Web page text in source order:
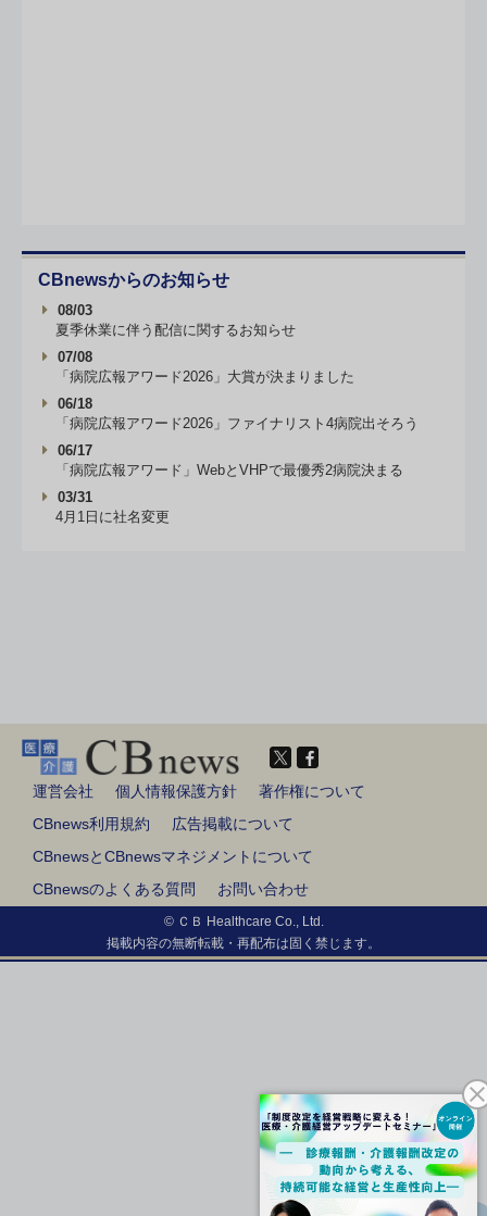
CBnewsからのお知らせ
08/03
夏季休業に伴う配信に関するお知らせ
07/08
「病院広報アワード2026」大賞が決まりました
06/18
「病院広報アワード2026」ファイナリスト4病院出そろう
06/17
「病院広報アワード」WebとVHPで最優秀2病院決まる
03/31
4月1日に社名変更
運営会社 個人情報保護方針
著作権について
CBnews利用規約
広告掲載について
CBnewsとCBnewsマネジメントについて
CBnewsのよくある質問
お問い合わせ
© ＣＢ Healthcare Co., Ltd.
掲載内容の無断転載・再配布は固く禁じます。